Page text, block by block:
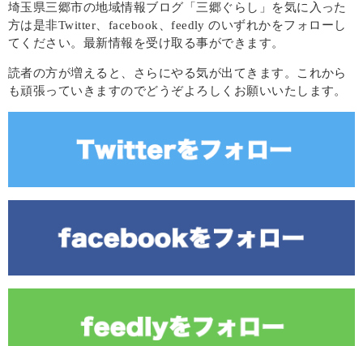
埼玉県三郷市の地域情報ブログ「三郷ぐらし」を気に入った
方は是非Twitter、facebook、feedly のいずれかをフォローし
てください。最新情報を受け取る事ができます。
読者の方が増えると、さらにやる気が出てきます。これから
も頑張っていきますのでどうぞよろしくお願いいたします。